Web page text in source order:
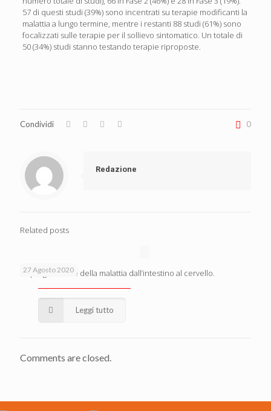
57 di questi studi (39%) sono incentrati su terapie modificanti la
malattia a lungo termine, mentre i restanti 88 studi (61%) sono
focalizzati sulle terapie per il sollievo sintomatico. Un totale di
50 (34%) studi stanno testando terapie riproposte.
Condividi 0
Redazione
Related posts
27 Agosto 2020
La progressione della malattia dall’intestino al cervello.
Leggi tutto
Comments are closed.